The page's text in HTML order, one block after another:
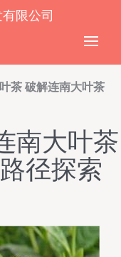
限公司
茶 破解连南大叶茶
南大叶茶
径探索